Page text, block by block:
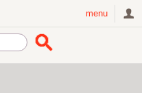
menu